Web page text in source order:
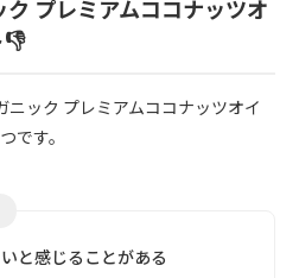
プレミアムココナッツオ
ック プレミアムココナッツオイ
です。
と感じることがある